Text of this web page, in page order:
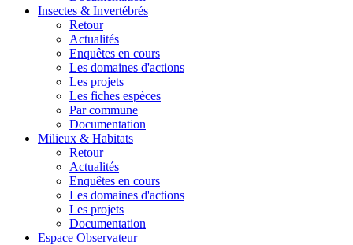
Insectes & Invertébrés
Retour
Actualités
Enquêtes en cours
Les domaines d'actions
Les projets
Les fiches espèces
Par commune
Documentation
Milieux & Habitats
Retour
Actualités
Enquêtes en cours
Les domaines d'actions
Les projets
Documentation
Espace Observateur